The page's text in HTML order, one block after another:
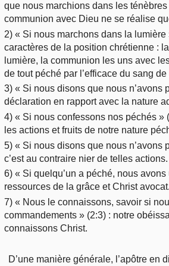
que nous marchions dans les ténèbres
communion avec Dieu ne se réalise
2) « Si nous marchons dans la lumière
caractères de la position chrétienne :
lumière, la communion les uns avec
de tout péché par l’efficace du sang
3) « Si nous disons que nous n’avons
déclaration en rapport avec la nature
4) « Si nous confessons nos péchés »
les actions et fruits de notre nature
5) « Si nous disons que nous n’avons
c’est au contraire nier de telles actions.
6) « Si quelqu’un a péché, nous
ressources de la grâce et Christ avocat.
7) « Nous le connaissons, savoir si
commandements » (2:3) : notre
connaissons Christ.
D’une manière générale, l’apôtre en